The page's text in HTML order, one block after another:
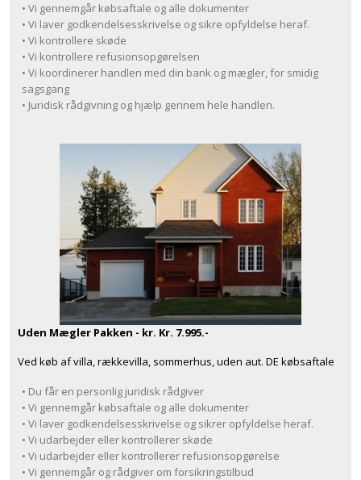
• Vi gennemgår købsaftale og alle dokumenter
• Vi laver godkendelsesskrivelse og sikre opfyldelse heraf.
• Vi kontrollere skøde
• Vi kontrollere refusionsopgørelsen
• Vi koordinerer handlen med din bank og mægler, for smidig
sagsgang
• Juridisk rådgivning og hjælp gennem hele handlen.
Uden Mægler Pakken - kr. Kr. 7.995.-
Ved køb af villa, rækkevilla, sommerhus, uden aut. DE købsaftale
• Du får en personlig juridisk rådgiver
• Vi gennemgår købsaftale og alle dokumenter
• Vi laver godkendelsesskrivelse og sikrer opfyldelse heraf.
• Vi udarbejder eller kontrollerer skøde
• Vi udarbejder eller kontrollerer refusionsopgørelse
• Vi gennemgår og rådgiver om forsikringstilbud